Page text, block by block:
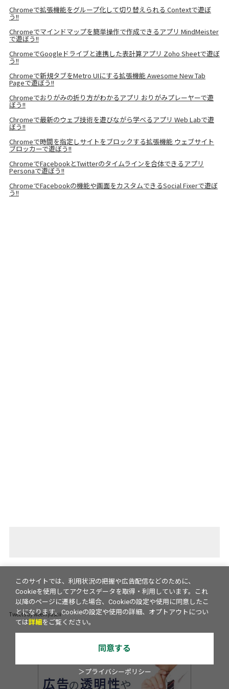
Chromeで拡張機能をグループ化して切り替えられる Contextで遊ぼ
う!!
Chromeでマインドマップを簡単操作で作成できるアプリ MindMeister
で遊ぼう!!
ChromeでGoogleドライブと連携した表計算アプリ Zoho Sheetで遊ぼ
う!!
Chromeで新規タブをMetro UIにする拡張機能 Awesome New Tab
Pageで遊ぼう!!
Chromeでおりがみの折り方がわかるアプリ おりがみプレーヤーで遊
ぼう!!
Chromeで最新のウェブ技術を遊びながら学べるアプリ Web Labで遊
ぼう!!
Chromeで時間を指定しサイトをブロックする拡張機能 ウェブサイト
ブロッカーで遊ぼう!!
ChromeでFacebookとTwitterのタイムラインを合体できるアプリ
Personaで遊ぼう!!
ChromeでFacebookの機能や画面をカスタムできるSocial Fixerで遊ぼ
う!!
Tweets by weeklyascii
このサイトでは、利用状況の把握や広告配信などのために、
Cookieを使用してアクセスデータを取得・利用しています。これ
以降のページに遷移した場合、Cookieの設定や使用に同意したこ
とになります。Cookieの設定や使用の詳細、オプトアウトについ
ては詳細 をご覧ください。
同意する
＞プライバシーポリシー